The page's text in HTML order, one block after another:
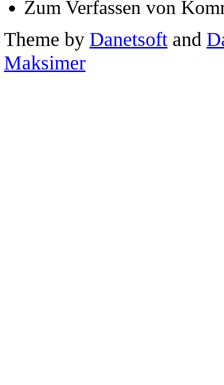
Zum Verfassen von
Theme by Danetsoft and
Maksimer